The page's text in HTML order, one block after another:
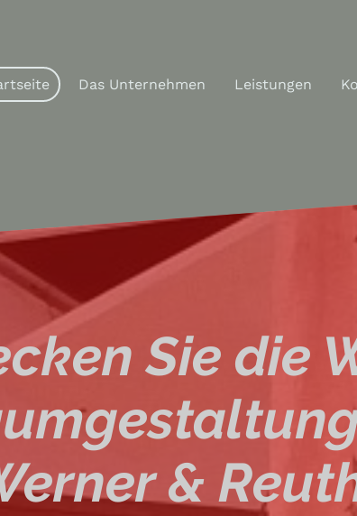
Das Unternehmen Leistungen
Sie die
&